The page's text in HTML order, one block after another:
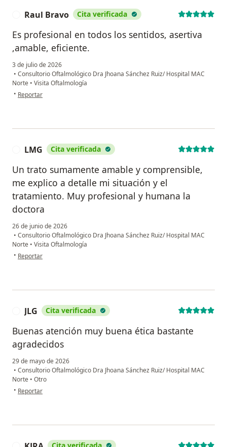
Raul Bravo Cita verificada
Es profesional en todos los sentidos, asertiva
,amable, eficiente.
3 de julio de 2026
• Consultorio Oftalmológico Dra Jhoana Sánchez Ruiz/ Hospital MAC
Norte • Visita Oftalmología
• en opinión del usuario Raul Bravo
Reportar
LMG Cita verificada
Un trato sumamente amable y comprensible,
me explico a detalle mi situación y el
tratamiento. Muy profesional y humana la
doctora
26 de junio de 2026
• Consultorio Oftalmológico Dra Jhoana Sánchez Ruiz/ Hospital MAC
Norte • Visita Oftalmología
• en opinión del usuario LMG
Reportar
JLG Cita verificada
Buenas atención muy buena ética bastante
agradecidos
29 de mayo de 2026
• Consultorio Oftalmológico Dra Jhoana Sánchez Ruiz/ Hospital MAC
Norte • Otro
• en opinión del usuario JLG
Reportar